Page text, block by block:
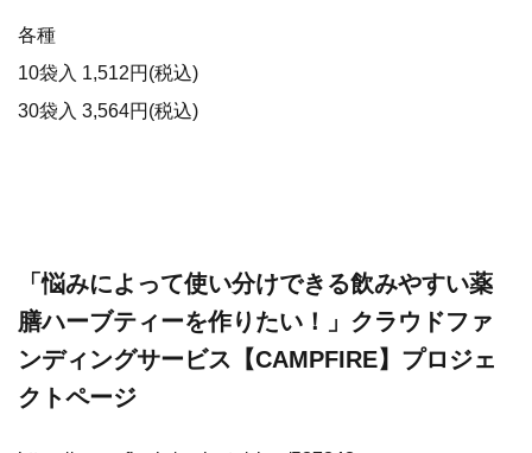
各種
10袋入 1,512円(税込)
30袋入 3,564円(税込)
「悩みによって使い分けできる飲みやすい薬
膳ハーブティーを作りたい！」クラウドファ
ンディングサービス【CAMPFIRE】プロジェ
クトページ